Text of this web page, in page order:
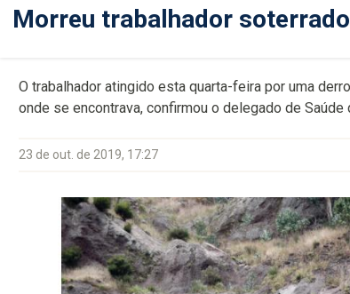
Morreu trabalhador
O trabalhador atingido esta quarta-feira por uma
onde se encontrava, confirmou o delegado de
23 de out. de 2019, 17:27